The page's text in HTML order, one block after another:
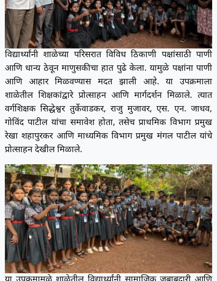
विद्यार्थ्यांनी शाळेच्या परिसरात विविध ठिकाणी पक्षांसाठी पाणी
आणि धान्य ठेवून माणुसकीचा हात पुढे केला. यामुळे पक्षांना पाणी
आणि आहार मिळवण्यास मदत झाली आहे. या उपक्रमाला
शाळेतील शिक्षकांद्वारे प्रोत्साहन आणि मार्गदर्शन मिळाले. त्यात
वर्गशिक्षक सिद्धेश्वर तुर्केवाडकर, राजु मुजावर, एस. एन. जाधव,
गोविंद पाटील यांचा समावेश होता, तसेच प्राथमिक विभाग प्रमुख
रेखा शहापुरकर आणि माध्यमिक विभाग प्रमुख मंगल पाटील यांचे
प्रोत्साहन देखील मिळाले.